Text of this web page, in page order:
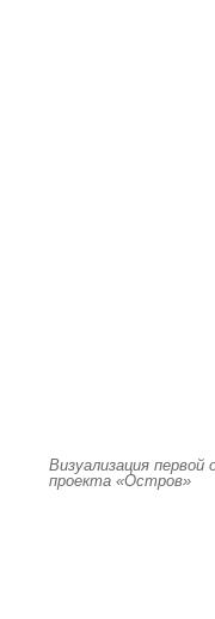
Визуализация первой
проекта «Остров»